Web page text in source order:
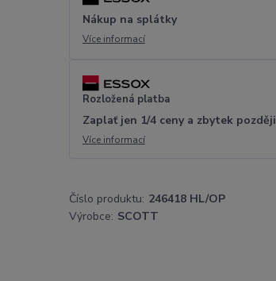
Nákup na splátky
Více informací
Rozložená platba
Zaplať jen 1/4 ceny a zbytek později
Více informací
Číslo produktu: 246418 HL/OP
Výrobce: SCOTT